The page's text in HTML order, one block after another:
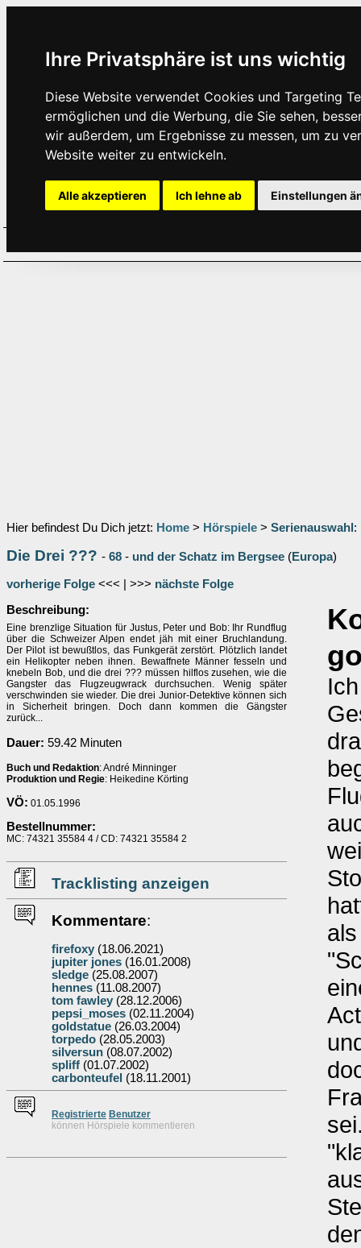
Ihre Privatsphäre ist uns wichtig
Diese Website verwendet Cookies und Targeting
ermöglichen und die Werbung, die Sie sehen,
wir außerdem, um Ergebnisse zu messen, um zu
Website weiter zu entwickeln.
Alle akzeptieren Ich lehne ab Einstellungen
Hier befindest Du Dich jetzt: Home > Hörspiele > Serienauswahl :
Die Drei ??? - 68 - und der Schatz im Bergsee (Europa)
vorherige Folge <<< | >>> nächste Folge
Beschreibung:
Eine brenzlige Situation für Justus, Peter und Bob: Ihr Rundflug
über die Schweizer Alpen endet jäh mit einer Bruchlandung.
Der Pilot ist bewußtlos, das Funkgerät zerstört. Plötzlich landet
ein Helikopter neben ihnen. Bewaffnete Männer fesseln und
knebeln Bob, und die drei ??? müssen hilflos zusehen, wie die
Gangster das Flugzeugwrack durchsuchen. Wenig später
verschwinden sie wieder. Die drei Junior-Detektive können sich
in Sicherheit bringen. Doch dann kommen die Gängster
zurück...
Dauer: 59.42 Minuten
Buch und Redaktion: André Minninger
Produktion und Regie: Heikedine Körting
VÖ: 01.05.1996
Bestellnummer:
MC: 74321 35584 4 / CD: 74321 35584 2
Tracklisting anzeigen
Kommentare:
firefoxy (18.06.2021)
jupiter jones (16.01.2008)
sledge (25.08.2007)
hennes (11.08.2007)
tom fawley (28.12.2006)
pepsi_moses (02.11.2004)
goldstatue (26.03.2004)
torpedo (28.05.2003)
silversun (08.07.2002)
spliff (01.07.2002)
carbonteufel (18.11.2001)
Registrierte Benutzer
können Hörspiele kommentieren